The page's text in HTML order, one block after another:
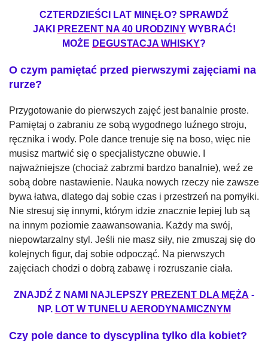
CZTERDZIEŚCI LAT MINĘŁO? SPRAWDŹ
JAKI
PREZENT NA 40 URODZINYWYBRAĆ!
MOŻE DEGUSTACJA WHISKY?
O czym pamiętać przed pierwszymi zajęciami na
rurze?
Przygotowanie do pierwszych zajęć jest banalnie proste.
Pamiętaj o zabraniu ze sobą wygodnego luźnego stroju,
ręcznika i wody. Pole dance trenuje się na boso, więc nie
musisz martwić się o specjalistyczne obuwie. I
najważniejsze (chociaż zabrzmi bardzo banalnie), weź ze
sobą dobre nastawienie. Nauka nowych rzeczy nie zawsze
bywa łatwa, dlatego daj sobie czas i przestrzeń na pomyłki.
Nie stresuj się innymi, którym idzie znacznie lepiej lub są
na innym poziomie zaawansowania. Każdy ma swój,
niepowtarzalny styl. Jeśli nie masz siły, nie zmuszaj się do
kolejnych figur, daj sobie odpocząć. Na pierwszych
zajęciach chodzi o dobrą zabawę i rozruszanie ciała.
ZNAJDŹ Z NAMI NAJLEPSZY PREZENT DLA MĘŻA -
NP. LOT W TUNELU AERODYNAMICZNYM
Czy pole dance to dyscyplina tylko dla kobiet?